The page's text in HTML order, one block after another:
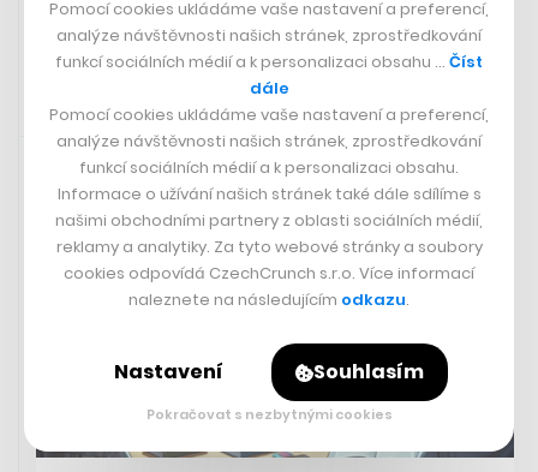
15. 11. 2023 14:37
Pomocí cookies ukládáme vaše nastavení a preferencí,
analýze návštěvnosti našich stránek, zprostředkování
funkcí sociálních médií a k personalizaci obsahu … Číst
dále
Pomocí cookies ukládáme vaše nastavení a preferencí,
analýze návštěvnosti našich stránek, zprostředkování
funkcí sociálních médií a k personalizaci obsahu.
Informace o užívání našich stránek také dále sdílíme s
našimi obchodními partnery z oblasti sociálních médií,
reklamy a analytiky. Za tyto webové stránky a soubory
cookies odpovídá CzechCrunch s.r.o. Více informací
naleznete na následujícím odkazu.
Nastavení Souhlasím
Pokračovat s nezbytnými cookies